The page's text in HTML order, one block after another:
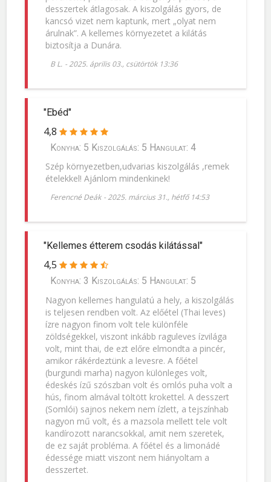
desszertek átlagosak. A kiszolgálás gyors, de
kancsó vizet nem kaptunk, mert „olyat nem
árulnak”. A kellemes környezetet a kilátás
biztosítja a Dunára.
B L. -2025. április 03., csütörtök 13:36
"Ebéd"
4,8
Konyha: 5 Kiszolgálás: 5 Hangulat: 4
Szép környezetben,udvarias kiszolgálás ,remek
ételekkel! Ajánlom mindenkinek!
Ferencné Deák -2025. március 31., hétfő 14:53
"Kellemes étterem csodás kilátással"
4,5
Konyha: 3 Kiszolgálás: 5 Hangulat: 5
Nagyon kellemes hangulatú a hely, a kiszolgálás
is teljesen rendben volt. Az előétel (Thai leves)
ízre nagyon finom volt tele különféle
zöldségekkel, viszont inkább raguleves ízvilága
volt, mint thai, de ezt előre elmondta a pincér,
amikor rákérdeztünk a levesre. A főétel
(burgundi marha) nagyon különleges volt,
édeskés ízű szószban volt és omlós puha volt a
hús, finom almával töltött krokettel. A desszert
(Somlói) sajnos nekem nem ízlett, a tejszínhab
nagyon mű volt, és a mazsola mellett tele volt
kandírozott narancsokkal, amit nem szeretek,
de ez saját probléma. A főétel és a limonádé
édessége miatt viszont nem hiányoltam a
desszertet.